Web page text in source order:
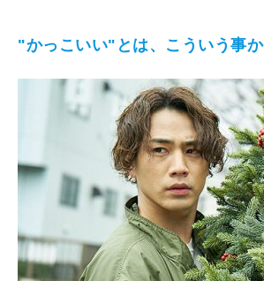
"かっこいい"とは、こういう事か